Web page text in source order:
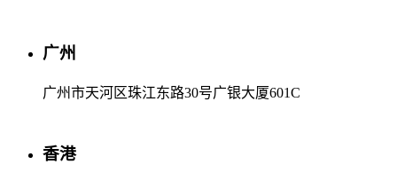
广州
广州市天河区珠江东路30号广银大厦601C
香港